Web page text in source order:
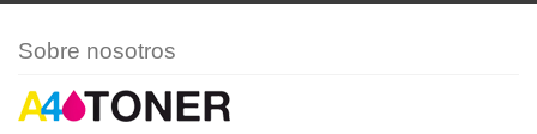
Sobre nosotros